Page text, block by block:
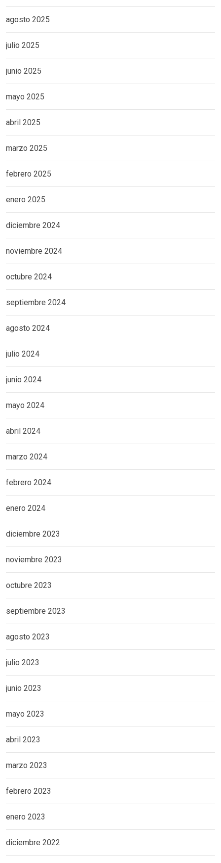
agosto 2025
julio 2025
junio 2025
mayo 2025
abril 2025
marzo 2025
febrero 2025
enero 2025
diciembre 2024
noviembre 2024
octubre 2024
septiembre 2024
agosto 2024
julio 2024
junio 2024
mayo 2024
abril 2024
marzo 2024
febrero 2024
enero 2024
diciembre 2023
noviembre 2023
octubre 2023
septiembre 2023
agosto 2023
julio 2023
junio 2023
mayo 2023
abril 2023
marzo 2023
febrero 2023
enero 2023
diciembre 2022